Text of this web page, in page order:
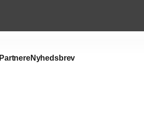
PartnereNyhedsbrev